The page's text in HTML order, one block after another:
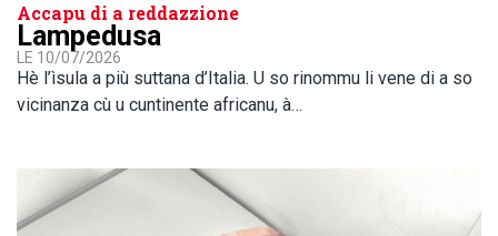
Accapu di a reddazzione
Lampedusa
LE 10/07/2026
Hè l’ìsula a più suttana d’Italia. U so rinommu li vene di a so
vicinanza cù u cuntinente africanu, à…